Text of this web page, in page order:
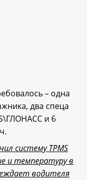
– одна
два спеца
и 6
систему TPMS
и температуру в
водителя